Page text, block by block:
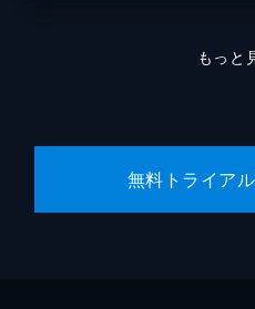
もっと
無料トライア